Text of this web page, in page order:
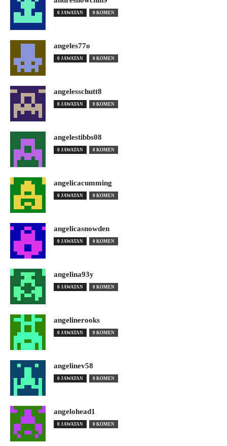
0 JAWATAN 0 KOMEN
angeles77o
0 JAWATAN 0 KOMEN
angelesschutt8
0 JAWATAN 0 KOMEN
angelestibbs08
0 JAWATAN 0 KOMEN
angelicacumming
0 JAWATAN 0 KOMEN
angelicasnowden
0 JAWATAN 0 KOMEN
angelina93y
0 JAWATAN 0 KOMEN
angelinerooks
0 JAWATAN 0 KOMEN
angelinev58
0 JAWATAN 0 KOMEN
angelohead1
0 JAWATAN 0 KOMEN